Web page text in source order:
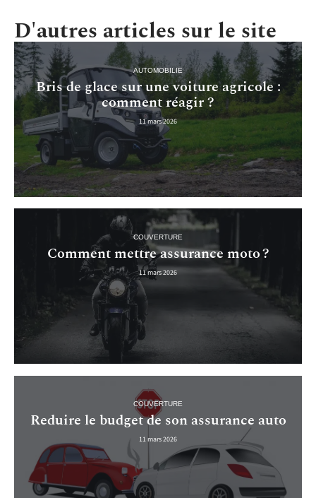
D'autres articles sur le site
AUTOMOBILIE
Bris de glace sur une voiture agricole :
comment réagir ?
11 mars 2026
COUVERTURE
Comment mettre assurance moto ?
11 mars 2026
COUVERTURE
Reduire le budget de son assurance auto
11 mars 2026